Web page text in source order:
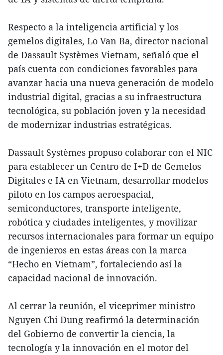
Respecto a la inteligencia artificial y los
gemelos digitales, Lo Van Ba, director nacional
de Dassault Systèmes Vietnam, señaló que el
país cuenta con condiciones favorables para
avanzar hacia una nueva generación de modelo
industrial digital, gracias a su infraestructura
tecnológica, su población joven y la necesidad
de modernizar industrias estratégicas.
Dassault Systèmes propuso colaborar con el NIC
para establecer un Centro de I+D de Gemelos
Digitales e IA en Vietnam, desarrollar modelos
piloto en los campos aeroespacial,
semiconductores, transporte inteligente,
robótica y ciudades inteligentes, y movilizar
recursos internacionales para formar un equipo
de ingenieros en estas áreas con la marca
“Hecho en Vietnam”, fortaleciendo así la
capacidad nacional de innovación.
Al cerrar la reunión, el viceprimer ministro
Nguyen Chi Dung reafirmó la determinación
del Gobierno de convertir la ciencia, la
tecnología y la innovación en el motor del